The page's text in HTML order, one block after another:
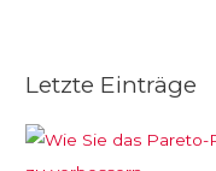
Letzte Einträge